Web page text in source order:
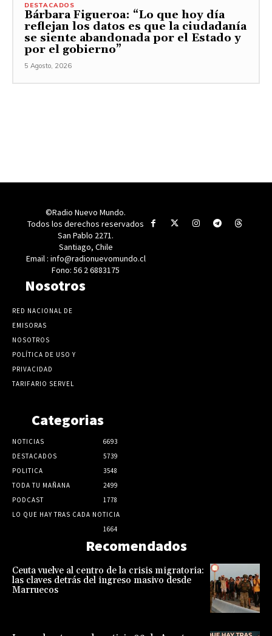
DESTACADOS
Bárbara Figueroa: “Lo que hoy día
reflejan los datos es que la ciudadanía
se siente abandonada por el Estado y
por el gobierno”
5 Agosto, 2026
©Radio Nuevo Mundo.
Todos los derechos reservados
San Pablo 2271.
Santiago, Chile
Email : info@radionuevomundo.cl
Fono: 56 2 6883175
Nosotros
RED NACIONAL DE
EMISORAS
NOSOTROS
POLÍTICA DE USO Y
PRIVACIDAD
TARIFARIO SERVEL
Categorias
NOTICIAS
6693
DESTACADOS
5739
POLITICA
3548
TODA TU MAÑANA
2499
PODCAST
1778
LO QUE HAY TRAS CADA NOTICIA
1664
Recomendados
Ceuta vuelve al centro de la crisis migratoria:
las claves detrás del ingreso masivo desde
Marruecos